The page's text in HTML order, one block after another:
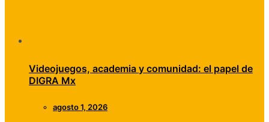
Videojuegos, academia y comunidad: el papel de
DIGRA Mx
agosto 1, 2026